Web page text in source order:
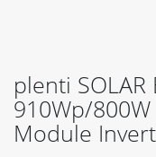
plenti
910Wp/
Module